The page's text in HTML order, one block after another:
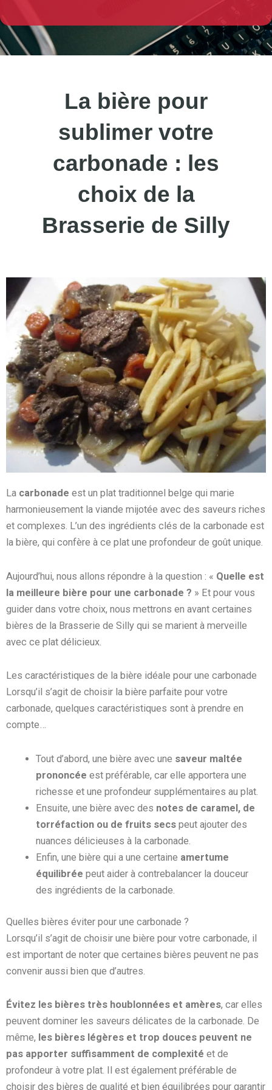
La bière pour
sublimer votre
carbonade : les
choix de la
Brasserie de Silly
La carbonade est un plat traditionnel belge qui marie
harmonieusement la viande mijotée avec des saveurs riches
et complexes. L’un des ingrédients clés de la carbonade est
la bière, qui confère à ce plat une profondeur de goût unique.
Aujourd’hui, nous allons répondre à la question : « Quelle est
la meilleure bière pour une carbonade ? » Et pour vous
guider dans votre choix, nous mettrons en avant certaines
bières de la Brasserie de Silly qui se marient à merveille
avec ce plat délicieux.
Les caractéristiques de la bière idéale pour une carbonade
Lorsqu’il s’agit de choisir la bière parfaite pour votre
carbonade, quelques caractéristiques sont à prendre en
compte…
Tout d’abord, une bière avec une saveur maltée
prononcée est préférable, car elle apportera une
richesse et une profondeur supplémentaires au plat.
Ensuite, une bière avec des notes de caramel, de
torréfaction ou de fruits secs peut ajouter des
nuances délicieuses à la carbonade.
Enfin, une bière qui a une certaine amertume
équilibrée peut aider à contrebalancer la douceur
des ingrédients de la carbonade.
Quelles bières éviter pour une carbonade ?
Lorsqu’il s’agit de choisir une bière pour votre carbonade, il
est important de noter que certaines bières peuvent ne pas
convenir aussi bien que d’autres.
Évitez les bières très houblonnées et amères, car elles
peuvent dominer les saveurs délicates de la carbonade. De
même, les bières légères et trop douces peuvent ne
pas apporter suffisamment de complexité et de
profondeur à votre plat. Il est également préférable de
choisir des bières de qualité et bien équilibrées pour garantir